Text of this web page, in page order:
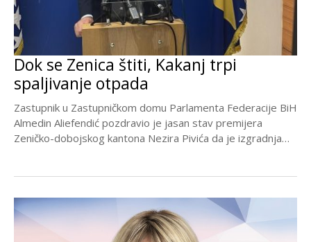
Dok se Zenica štiti, Kakanj trpi
spaljivanje otpada
Zastupnik u Zastupničkom domu Parlamenta Federacije BiH
Almedin Aliefendić pozdravio je jasan stav premijera
Zeničko-dobojskog kantona Nezira Pivića da je izgradnja